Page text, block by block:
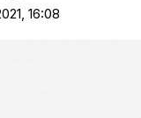
16:08